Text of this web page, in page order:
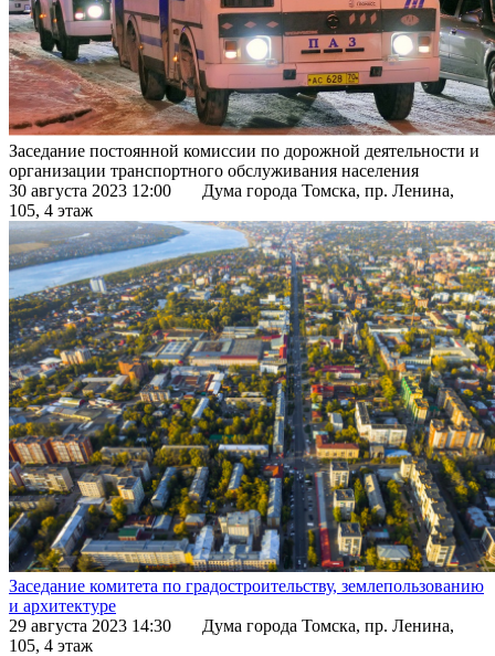
Заседание постоянной комиссии по дорожной деятельности и
организации транспортного обслуживания населения
30 августа 2023 12:00 Дума города Томска, пр. Ленина,
105, 4 этаж
Заседание комитета по градостроительству, землепользованию
и архитектуре
29 августа 2023 14:30 Дума города Томска, пр. Ленина,
105, 4 этаж